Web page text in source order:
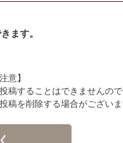
ます。
意】
することはできませんので
稿を削除する場合がございま